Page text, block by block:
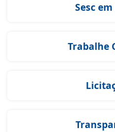
Sesc
Trabalhe